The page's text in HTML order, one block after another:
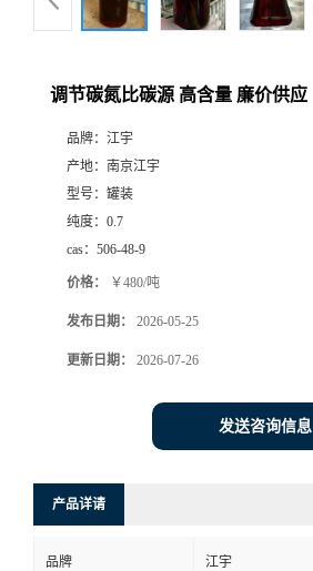
调节碳氮比碳源 高含量 廉价供应
品牌： 江宇
产地： 南京江宇
型号： 罐装
纯度： 0.7
cas： 506-48-9
价格： ￥480/吨
发布日期： 2026-05-25
更新日期： 2026-07-26
发送咨询信息
产品详请
品牌 江宇